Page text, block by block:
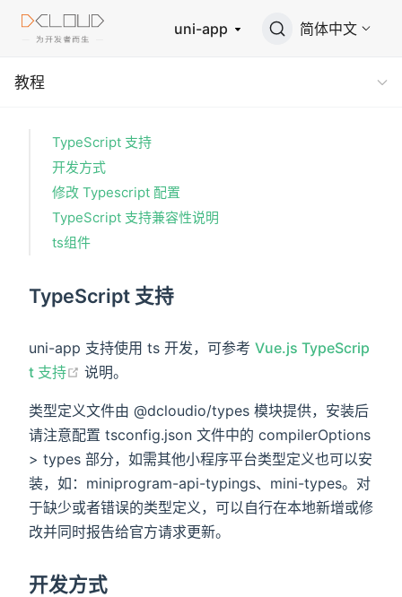
uni-app 简体中文
教程
TypeScript 支持
开发方式
修改 Typescript 配置
TypeScript 支持兼容性说明
ts组件
TypeScript 支持
uni-app 支持使用 ts 开发，可参考 Vue.js TypeScrip
t 支持
说明。
类型定义文件由 @dcloudio/types 模块提供，安装后
请注意配置 tsconfig.json 文件中的 compilerOptions
> types 部分，如需其他小程序平台类型定义也可以安
装，如：miniprogram-api-typings、mini-types。对
于缺少或者错误的类型定义，可以自行在本地新增或修
改并同时报告给官方请求更新。
开发方式